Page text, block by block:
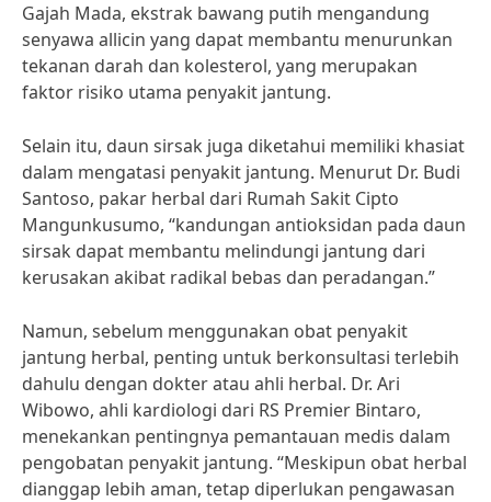
Gajah Mada, ekstrak bawang putih mengandung
senyawa allicin yang dapat membantu menurunkan
tekanan darah dan kolesterol, yang merupakan
faktor risiko utama penyakit jantung.
Selain itu, daun sirsak juga diketahui memiliki khasiat
dalam mengatasi penyakit jantung. Menurut Dr. Budi
Santoso, pakar herbal dari Rumah Sakit Cipto
Mangunkusumo, “kandungan antioksidan pada daun
sirsak dapat membantu melindungi jantung dari
kerusakan akibat radikal bebas dan peradangan.”
Namun, sebelum menggunakan obat penyakit
jantung herbal, penting untuk berkonsultasi terlebih
dahulu dengan dokter atau ahli herbal. Dr. Ari
Wibowo, ahli kardiologi dari RS Premier Bintaro,
menekankan pentingnya pemantauan medis dalam
pengobatan penyakit jantung. “Meskipun obat herbal
dianggap lebih aman, tetap diperlukan pengawasan